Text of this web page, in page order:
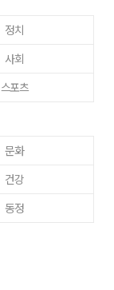
정치
사회
스포츠
문화
건강
동정